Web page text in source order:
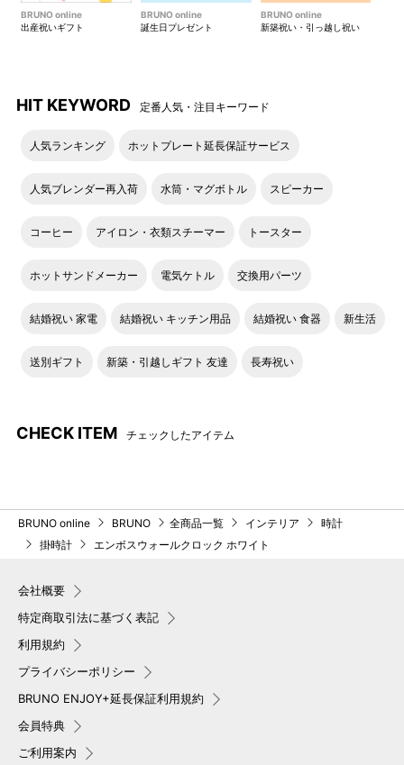
BRUNO online
出産祝いギフト
BRUNO online
誕生日プレゼント
BRUNO online
新築祝い・引っ越し祝い
HIT KEYWORD 定番人気・注目キーワード
人気ランキング ホットプレート延長保証サービス
人気ブレンダー再入荷 水筒・マグボトル スピーカー
コーヒー アイロン・衣類スチーマー トースター
ホットサンドメーカー 電気ケトル 交換用パーツ
結婚祝い 家電 結婚祝い キッチン用品 結婚祝い 食器 新生活
送別ギフト 新築・引越しギフト 友達 長寿祝い
CHECK ITEM チェックしたアイテム
BRUNO online BRUNO 全商品一覧 インテリア
時計
掛時計
エンボスウォールクロック ホワイト
会社概要
特定商取引法に基づく表記
利用規約
プライバシーポリシー
BRUNO ENJOY+延長保証利用規約
会員特典
ご利用案内